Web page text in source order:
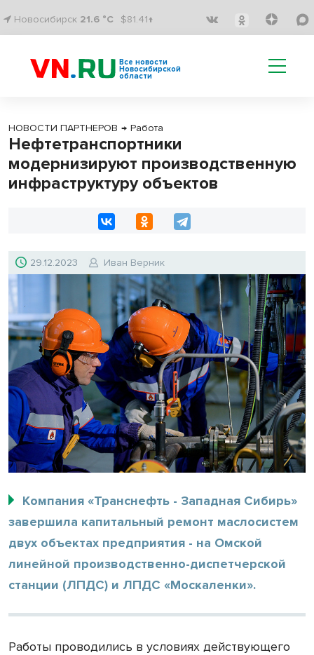
Новосибирск 21.6 °C $81.41↑
Все новости
Новосибирской
области
НОВОСТИ ПАРТНЕРОВ → Работа
Нефтетранспортники
модернизируют производственную
инфраструктуру объектов
29.12.2023 Иван Верник
Компания «Транснефть - Западная Сибирь»
завершила капитальный ремонт маслосистем
двух объектах предприятия - на Омской
линейной производственно-диспетчерской
станции (ЛПДС) и ЛПДС «Москаленки».
Работы проводились в условиях действующего